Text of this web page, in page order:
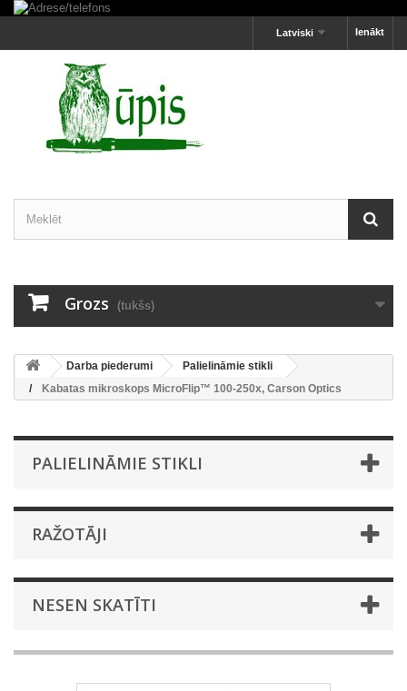
Ienākt
Latviski
Grozs (tukšs)
Darba piederumi
Palielināmie stikli
Kabatas mikroskops MicroFlip™ 100-250x, Carson Optics
PALIELINĀMIE STIKLI
RAŽOTĀJI
NESEN SKATĪTI